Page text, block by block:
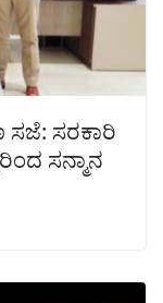
ಸಜೆ: ಸರಕಾರಿ
ಸನ್ಮಾನ